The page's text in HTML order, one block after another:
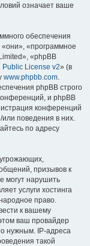
означает ваше
обеспечения
«программное
«phpBB
Public License v2» (в
www.phpbb.com.
phpBB строго
и phpBB
конференций
или поведения в них.
по адресу
призывов к
могут нарушить
услуги хостинга
право.
к вашему
ваш провайдер
нужным. IP-адреса
такой